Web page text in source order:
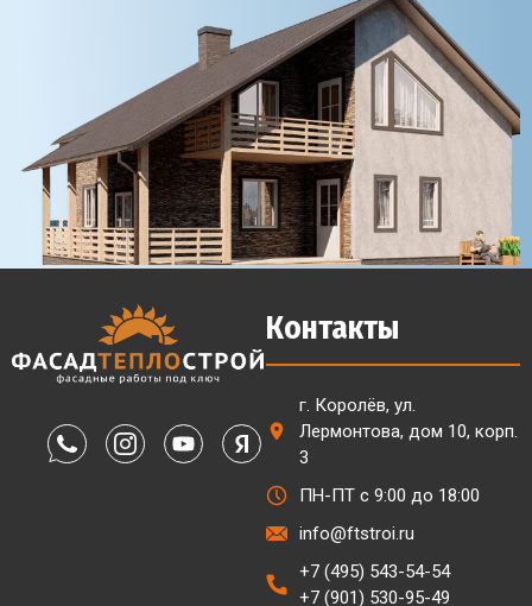
Контакты
г. Королёв, ул.
Лермонтова, дом 10, корп.
3
ПН-ПТ с 9:00 до 18:00
info@ftstroi.ru
+7 (495) 543-54-54
+7 (901) 530-95-49